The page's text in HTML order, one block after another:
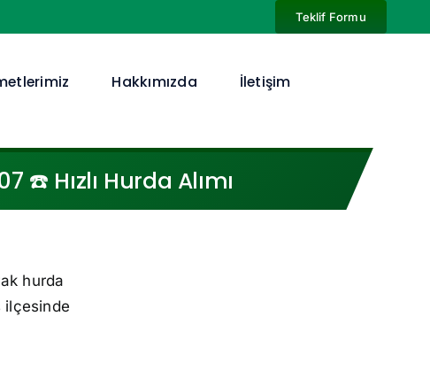
Teklif Formu
Hakkımızda İletişim
☎️ Hızlı Hurda Alımı
hurda
ilçesinde